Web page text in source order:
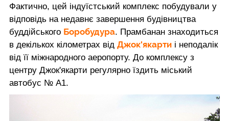
Фактично, цей індуїстський комплекс побудували у
відповідь на недавнє завершення будівництва
буддійського Боробудура. Прамбанан знаходиться
в декількох кілометрах від Джок'якарти і неподалік
від її міжнародного аеропорту. До комплексу з
центру Джок'якарти регулярно їздить міський
автобус № А1.